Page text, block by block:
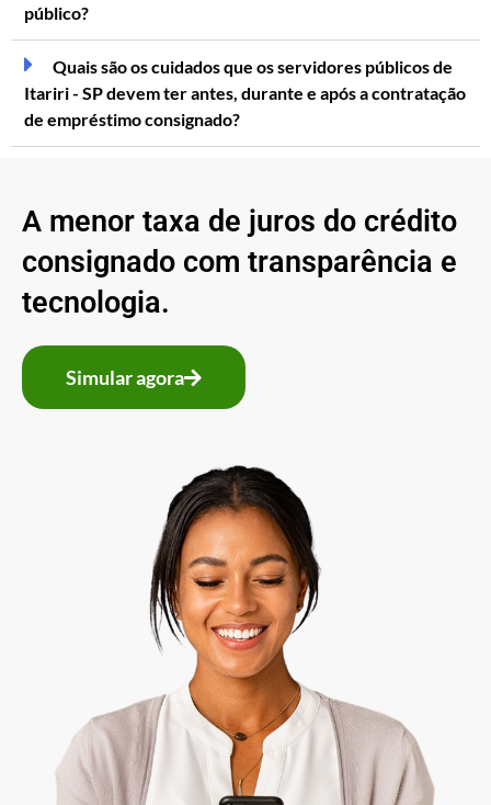
público?
Quais são os cuidados que os servidores públicos de
Itariri - SP devem ter antes, durante e após a contratação
de empréstimo consignado?
A menor taxa de juros do crédito
consignado com transparência e
tecnologia.
Simular agora